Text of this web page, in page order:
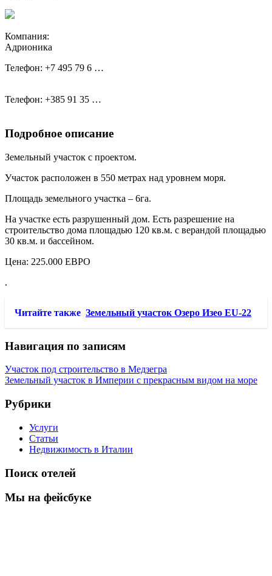
Компания:
Адрионика
Телефон: +7 495 79 6 …
Телефон: +385 91 35 …
Подробное описание
Земельный участок с проектом.
Участок расположен в 550 метрах над уровнем моря.
Площадь земельного участка – 6га.
На участке есть разрушенный дом. Есть разрешение на
строительство дома площадью 120 кв.м. с верандой площадью
30 кв.м. и бассейном.
Цена: 225.000 ЕВРО
.
Читайте также Земельный участок Озеро Изео EU-22
Навигация по записям
Участок под строительство в Медзегра
Земельный участок в Империи с прекрасным видом на море
Рубрики
Услуги
Статьи
Недвижимость в Италии
Поиск отелей
Мы на фейсбуке